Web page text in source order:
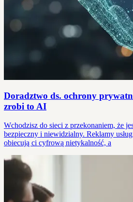
Doradztwo ds. ochrony
zrobi to AI
Wchodzisz do sieci z przekonaniem, że
bezpieczny i niewidzialny. Reklamy
obiecują ci cyfrową nietykalność, a